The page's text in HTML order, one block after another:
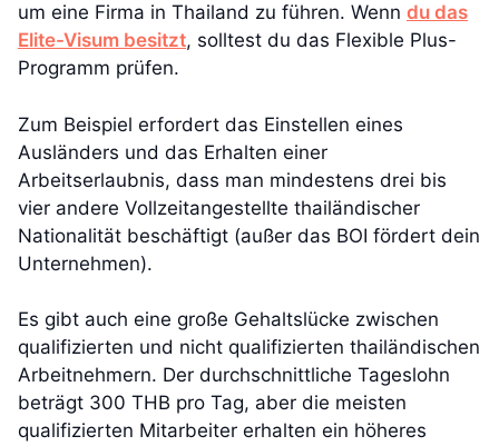
um eine Firma in Thailand zu führen. Wenn du das
Elite-Visum besitzt, solltest du das Flexible Plus-
Programm prüfen.
Zum Beispiel erfordert das Einstellen eines
Ausländers und das Erhalten einer
Arbeitserlaubnis, dass man mindestens drei bis
vier andere Vollzeitangestellte thailändischer
Nationalität beschäftigt (außer das BOI fördert dein
Unternehmen).
Es gibt auch eine große Gehaltslücke zwischen
qualifizierten und nicht qualifizierten thailändischen
Arbeitnehmern. Der durchschnittliche Tageslohn
beträgt 300 THB pro Tag, aber die meisten
qualifizierten Mitarbeiter erhalten ein höheres